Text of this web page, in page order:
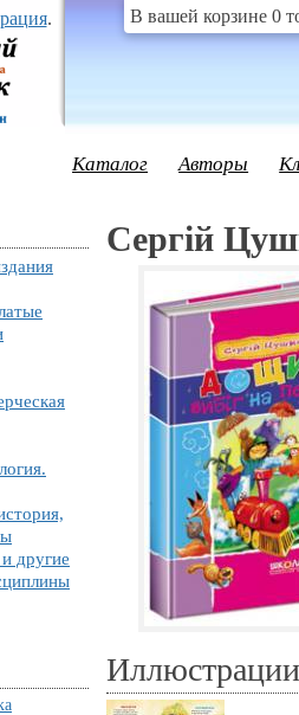
. В вашей корзине 0
Каталог Авторы
другие
Сергiй
Иллюстрации